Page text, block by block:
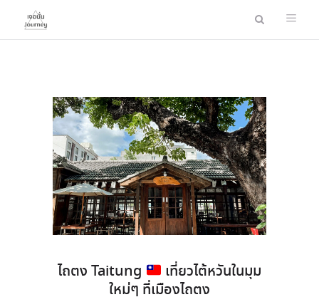
ไถตง Taitung
เที่ยวไต้หวันในมุม
ใหม่ๆ ที่เมืองไถตง